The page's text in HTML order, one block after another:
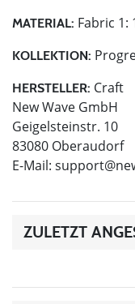
MATERIAL: Fabric 1:
KOLLEKTION:
HERSTELLER: Craft
New Wave GmbH
Geigelsteinstr. 10
83080 Oberaudorf
E-Mail:
ZULETZT